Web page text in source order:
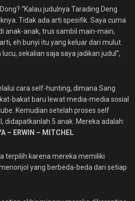
“Kalau judulnya Tarading Deng
Tidak ada arti spesifik. Saya cuma
anak-anak, trus sambil main-main,
eh bunyi itu yang keluar dari mulut
sekalian saja saya jadikan judul”,
cara self-hunting, dimana Sang
bakat baru lewat media-media sosial
Kemudian setelah proses self
didapatkanlah 5 anak. Mereka adalah:
– ERWIN – MITCHEL
terpilih karena mereka memiliki
yang berbeda-beda dari setiap